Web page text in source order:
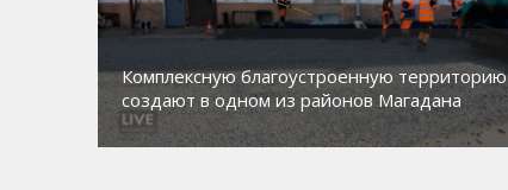
Комплексную благоустроенную территорию
создают в одном из районов Магадана